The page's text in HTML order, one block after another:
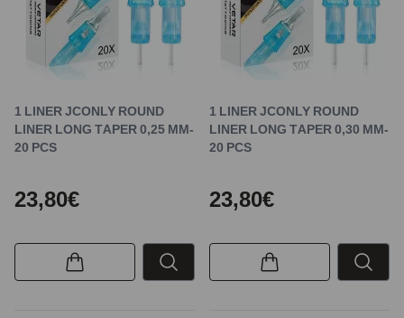
1 LINER JCONLY ROUND
LINER LONG TAPER 0,25 MM-
20 PCS
23,80€
1 LINER JCONLY ROUND
LINER LONG TAPER 0,30 MM-
20 PCS
23,80€